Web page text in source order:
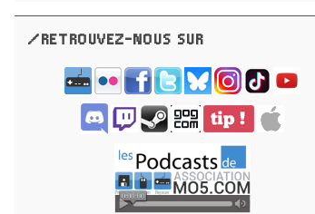
/RETROUVEZ-NOUS SUR